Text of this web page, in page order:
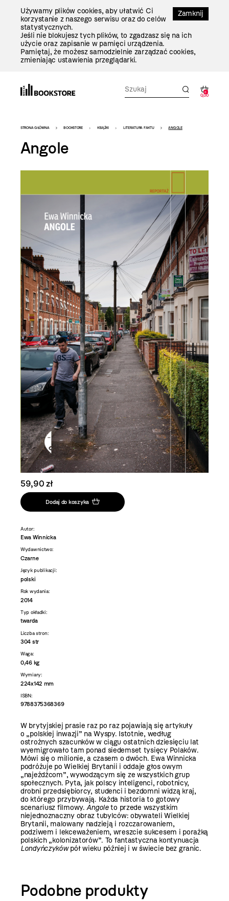
Zamknij
Używamy plików cookies, aby ułatwić Ci
korzystanie z naszego serwisu oraz do celów
statystycznych.
Jeśli nie blokujesz tych plików, to zgadzasz się na ich
użycie oraz zapisanie w pamięci urządzenia.
Pamiętaj, że możesz samodzielnie zarządzać cookies,
zmieniając ustawienia przeglądarki.
0
0,00
Bookstore
-
szablon
szczegóły
STRONA GŁÓWNA BOOKSTORE KSIĄŻKI LITERATURA FAKTU ANGOLE
Angole
59,90 zł
Dodaj do koszyka
Autor:
Ewa Winnicka
Wydawnictwo:
Czarne
Język publikacji:
polski
Rok wydania:
2014
Typ okładki:
twarda
Liczba stron:
304 str
Waga:
0,46 kg
Wymiary:
224x142 mm
ISBN:
9788375368369
W brytyjskiej prasie raz po raz pojawiają się artykuły
o „polskiej inwazji” na Wyspy. Istotnie, według
ostrożnych szacunków w ciągu ostatnich dziesięciu lat
wyemigrowało tam ponad siedemset tysięcy Polaków.
Mówi się o milionie, a czasem o dwóch. Ewa Winnicka
podróżuje po Wielkiej Brytanii i oddaje głos owym
„najeźdźcom”, wywodzącym się ze wszystkich grup
społecznych. Pyta, jak polscy inteligenci, robotnicy,
drobni przedsiębiorcy, studenci i bezdomni widzą kraj,
do którego przybywają. Każda historia to gotowy
scenariusz filmowy.Angoleto przede wszystkim
niejednoznaczny obraz tubylców: obywateli Wielkiej
Brytanii, malowany nadzieją i rozczarowaniem,
podziwem i lekceważeniem, wreszcie sukcesem i porażką
polskich „kolonizatorów”. To fantastyczna kontynuacja
Londyńczykówpół wieku później i w świecie bez granic.
Podobne produkty